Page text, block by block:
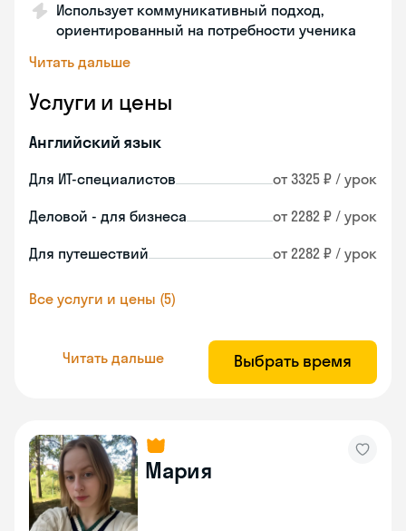
Использует коммуникативный подход,
ориентированный на потребности ученика
Читать дальше
Услуги и цены
Английский язык
Для ИТ-специалистов от 3325 ₽ / урок
Деловой - для бизнеса от 2282 ₽ / урок
Для путешествий от 2282 ₽ / урок
Все услуги и цены (5)
Читать дальше Выбрать время
Мария